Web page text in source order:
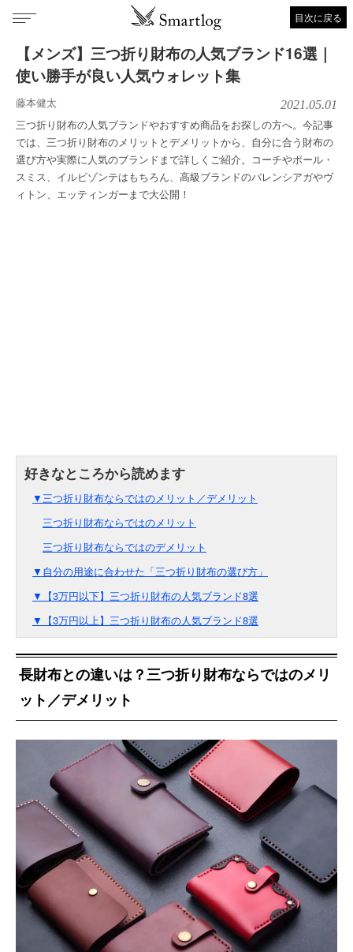
目次に戻る
【メンズ】三つ折り財布の人気ブランド16選｜
使い勝手が良い人気ウォレット集
藤本健太 2021.05.01
三つ折り財布の人気ブランドやおすすめ商品をお探しの方へ。今記事
では、三つ折り財布のメリットとデメリットから、自分に合う財布の
選び方や実際に人気のブランドまで詳しくご紹介。コーチやポール・
スミス、イルビゾンテはもちろん、高級ブランドのバレンシアガやヴ
ィトン、エッティンガーまで大公開！
▼三つ折り財布ならではのメリット／デメリット
三つ折り財布ならではのメリット
三つ折り財布ならではのデメリット
▼自分の用途に合わせた「三つ折り財布の選び方」
▼【3万円以下】三つ折り財布の人気ブランド8選
▼【3万円以上】三つ折り財布の人気ブランド8選
長財布との違いは？三つ折り財布ならではのメリ
ット／デメリット